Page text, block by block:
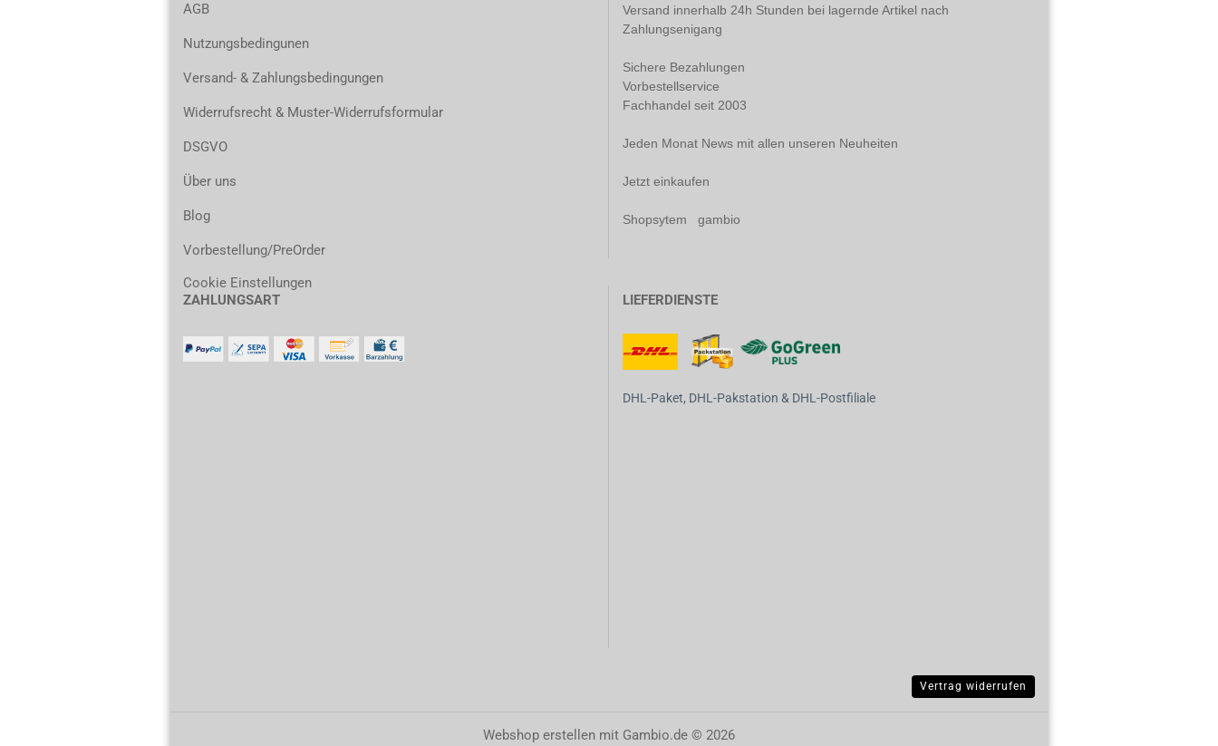
AGB
Nutzungsbedingunen
Versand- & Zahlungsbedingungen
Widerrufsrecht & Muster-Widerrufsformular
DSGVO
Über uns
Blog
Vorbestellung/PreOrder
Cookie Einstellungen
Versand innerhalb 24h Stunden bei lagernde Artikel nach
Zahlungsenigang
Sichere Bezahlungen
Vorbestellservice
Fachhandel seit 2003
Jeden Monat News mit allen unseren Neuheiten
Jetzt einkaufen
Shopsytem gambio
ZAHLUNGSART LIEFERDIENSTE
DHL-Paket, DHL-Pakstation & DHL-Postfiliale
Vertrag widerrufen
Webshop erstellen mit Gambio.de © 2026